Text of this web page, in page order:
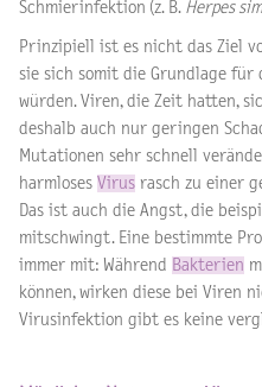
Schmierinfektion (z. B. Herpes
Prinzipiell ist es nicht das Ziel
sie sich somit die Grundlage für
würden. Viren, die Zeit hatten,
deshalb auch nur geringen
Mutationen sehr schnell
harmloses Virus rasch zu einer
Das ist auch die Angst, die
mitschwingt. Eine bestimmte
immer mit: Während Bakterien
können, wirken diese bei Viren
Virusinfektion gibt es keine